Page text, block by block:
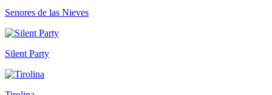
Senores de las Nieves
Silent Party